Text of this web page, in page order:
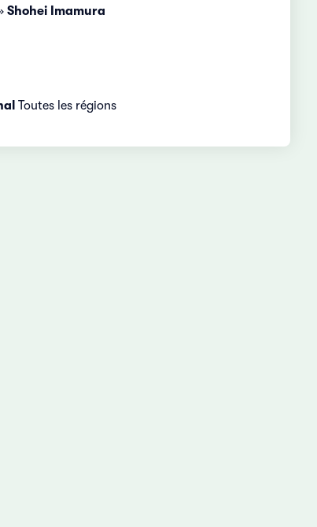
Shohei Imamura
Toutes les régions